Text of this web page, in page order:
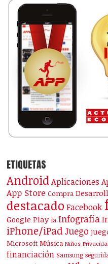
ETIQUETAS
Android Aplicaciones
App Store Compra
destacado Facebook
Google Play ia Infografía
iPhone/iPad Juego
Microsoft Música Niños
financiación Samsung